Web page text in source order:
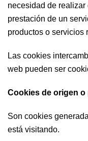
necesidad de
prestación de un
productos o servicios
Las cookies
web pueden ser
Cookies de origen o
Son cookies
está visitando.